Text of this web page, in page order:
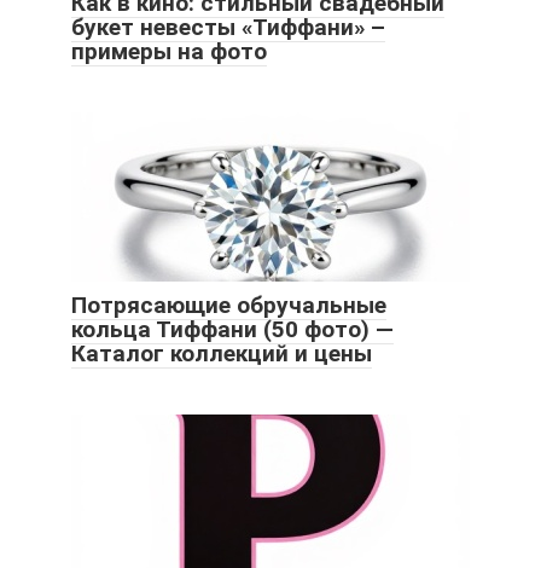
букет невесты «Тиффани» –
примеры на фото
Потрясающие обручальные
кольца Тиффани (50 фото) —
Каталог коллекций и цены